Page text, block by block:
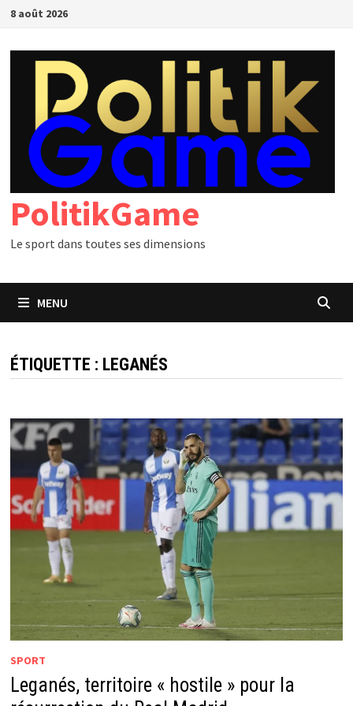
Passer
contenu
8 août 2026
PolitikGame
Le sport dans toutes ses dimensions
MENU
ÉTIQUETTE : LEGANÉS
SPORT
Leganés, territoire « hostile » pour la